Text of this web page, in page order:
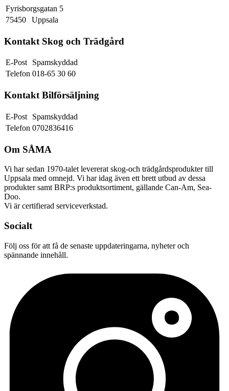
Fyrisborgsgatan 5
75450
Uppsala
Kontakt Skog och Trädgård
E-Post
Spamskyddad
Telefon 018-65 30 60
Kontakt Bilförsäljning
E-Post
Spamskyddad
Telefon 0702836416
Om SÅMA
Vi har sedan 1970-talet levererat skog-och trädgårdsprodukter till
Uppsala med omnejd. Vi har idag även ett brett utbud av dessa
produkter samt BRP:s produktsortiment, gällande Can-Am, Sea-
Doo.
Vi är certifierad serviceverkstad.
Socialt
Följ oss för att få de senaste uppdateringarna, nyheter och
spännande innehåll.